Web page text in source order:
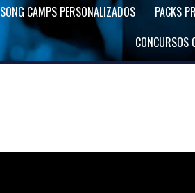
SONG CAMPS PERSONALIZADOS PACKS
CONCURSOS